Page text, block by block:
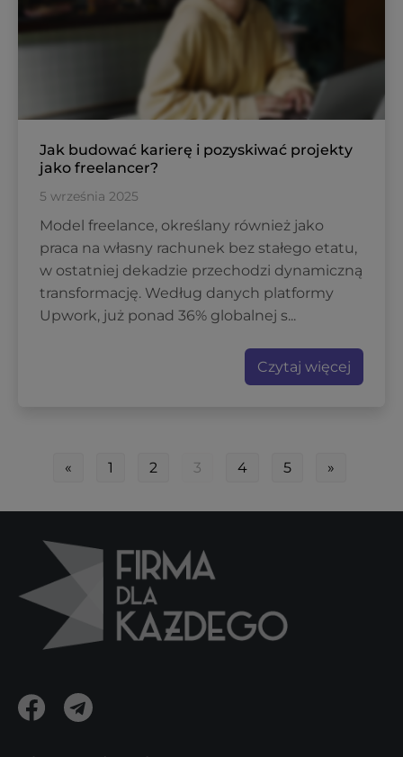
Jak budować karierę i pozyskiwać projekty
jako freelancer?
5 września 2025
Model freelance, określany również jako
praca na własny rachunek bez stałego etatu,
w ostatniej dekadzie przechodzi dynamiczną
transformację. Według danych platformy
Upwork, już ponad 36% globalnej s...
Czytaj więcej
« 1 2 3 4 5 »